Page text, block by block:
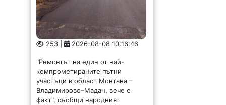
253 | 2026-08-08 10:16:46
"Ремонтът на един от най-
компрометираните пътни
участъци в област Монтана –
Владимирово–Мадан, вече е
факт", съобщи народният